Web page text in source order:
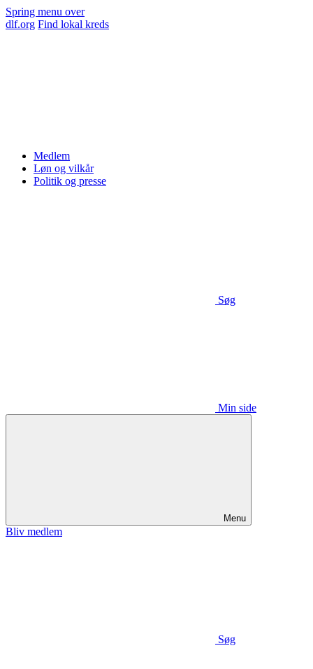
Spring menu over
dlf.org Find lokal kreds
Medlem
Løn og vilkår
Politik og presse
Søg
Min side
Menu
Bliv medlem
Søg